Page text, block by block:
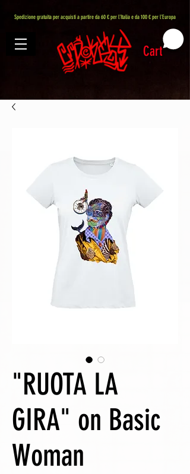
Spedizione gratuita per acquisti a partire da 60 € per l'Italia e da 100 € per l'Europa
Cart
"RUOTA LA
GIRA" on Basic
Woman